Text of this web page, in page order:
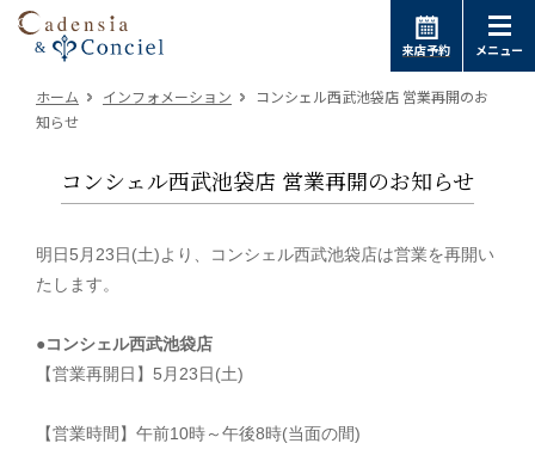
来店予約 メニュー
ホーム インフォメーション
コンシェル西武池袋店 営業再開のお
知らせ
コンシェル西武池袋店 営業再開のお知らせ
明日5月23日(土)より、コンシェル西武池袋店は営業を再開い
たします。
●コンシェル西武池袋店
【営業再開日】 5月23日(土)
【営業時間】 午前10時～午後8時(当面の間)